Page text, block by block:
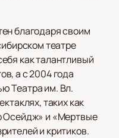
благодаря своим
театре
как талантливый
а с 2004 года
Театра им. Вл.
таких как
Осейдж» и «Мертвые
и критиков.